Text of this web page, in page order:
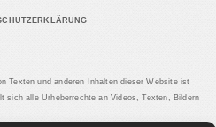
Texten und anderen Inhalten dieser Website ist
sich alle Urheberrechte an Videos, Texten, Bildern